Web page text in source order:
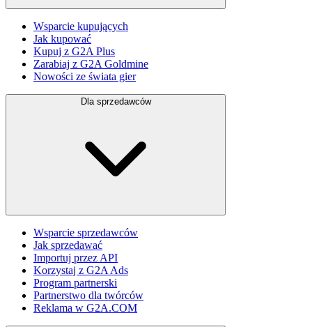
Wsparcie kupujących
Jak kupować
Kupuj z G2A Plus
Zarabiaj z G2A Goldmine
Nowości ze świata gier
Dla sprzedawców
Wsparcie sprzedawców
Jak sprzedawać
Importuj przez API
Korzystaj z G2A Ads
Program partnerski
Partnerstwo dla twórców
Reklama w G2A.COM